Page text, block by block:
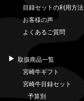
目録セットの利用方法
お客様の声
よくあるご質問
取扱商品一覧
宮崎牛ギフト
宮崎牛目録セット
予算別